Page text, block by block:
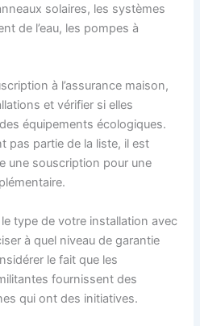
solaires, les systèmes
de l’eau, les pompes à
à l’assurance maison,
et vérifier si elles
équipements écologiques.
pas partie de la liste, il est
une souscription pour une
type de votre installation avec
à quel niveau de garantie
le fait que les
fournissent des
qui ont des initiatives.